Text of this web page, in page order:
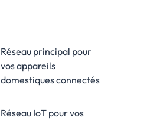
Réseau principal pour
vos appareils
domestiques connectés
Réseau IoT pour vos